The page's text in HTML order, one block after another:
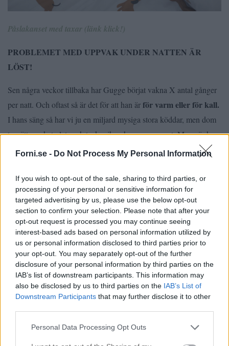
Forni.se - Do Not Process My Personal Information
If you wish to opt-out of the sale, sharing to third parties, or
processing of your personal or sensitive information for
targeted advertising by us, please use the below opt-out
section to confirm your selection. Please note that after your
opt-out request is processed you may continue seeing
interest-based ads based on personal information utilized by
us or personal information disclosed to third parties prior to
your opt-out. You may separately opt-out of the further
disclosure of your personal information by third parties on the
IAB’s list of downstream participants. This information may
also be disclosed by us to third parties on the IAB’s List of
Downstream Participants that may further disclose it to other
Personal Data Processing Opt Outs
Påslakanset med taxar (länk klick!)
PROBLEMET MED UPPVAK UNDER NATTEN ÄR
LÖST!
Sen några veckor tillbaka har Gugge börjat vakna X antal gånger
per natt. Och oftast så är det för att han ärför varm eller för kall.
I hans säng så har vi ju en miljard mysiga stora köddar, men dom
tar rätt mycket plats och tycker ihop honom = varmt. Men när han
har sparkat undan dom inklusive täcket så är det istället för kallt
Så nu har hans lilla bebistäcke ryktoch istället har han fått ett
större. Dock hade vi inga påslakan som passade i den sizen. Så
jag klickade mig in i H&M’s app och hittade dessa på
barnrumsavdelningen. Det fanns massa olika fina
mönster/färger/djur. Men vid det här laget kan ni ju gissa varför vi
valdejust det med taxarna på hehehe…